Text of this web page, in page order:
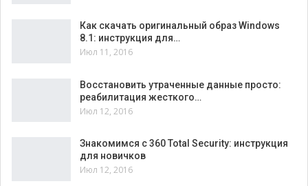
Как скачать оригинальный образ Windows
8.1: инструкция для…
Июл 11, 2016
Восстановить утраченные данные просто:
реабилитация жесткого…
Июл 12, 2016
Знакомимся с 360 Total Security: инструкция
для новичков
Июл 12, 2016